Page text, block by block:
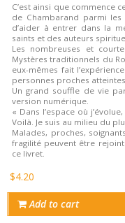
C’est ainsi que commence
de Chambarand parmi
d’aider à entrer dans la
saints et des auteurs
Les nombreuses et
Mystères traditionnels du
eux-mêmes fait
personnes proches
Un grand souffle de vie
version numérique.
« Dans l’espace où
Voilà. Je suis au milieu du
Malades, proches,
fragilité peuvent être
ce livret.
$4.20
Add to cart